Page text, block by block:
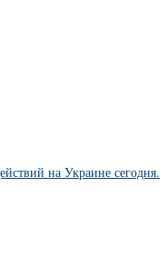
на Украине сегодня.